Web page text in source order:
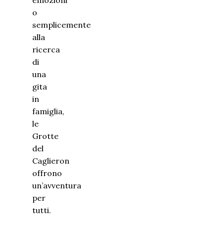
o
semplicemente
alla
ricerca
di
una
gita
in
famiglia,
le
Grotte
del
Caglieron
offrono
un’avventura
per
tutti.